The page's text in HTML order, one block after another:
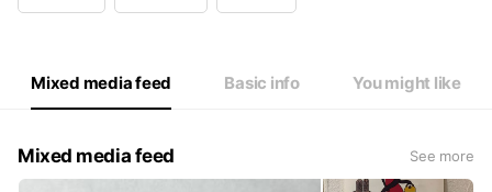
Wed09:00 - 20:00
09:00 - 15:00
定休日：日曜、祝日
Mixed media feed Basic info You might like
Mixed media feed See more